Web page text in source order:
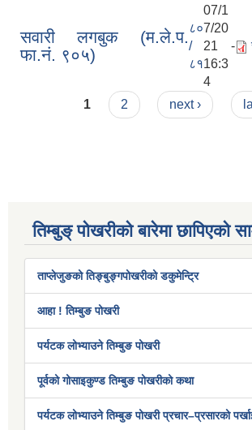
सवारी लगबुक (म.ले.प.
फा.नं. ९०५)
८०
/
८१
07/1
7/20
21 -
16:3
4
Pages
1 2 next ›
तिम्बुङ् पोखरीको बारेमा छापिएको
ताप्लेजुङको तिङ्बुङ्गपोखरीको डकुमेन्ट्रि
आहा ! तिम्बुङ पोखरी
पर्यटक लोभ्याउने तिम्बुङ पोखरी
पूर्वको गोसाइकुण्ड तिम्बुङ पोखरीको कथा
पर्यटक लोभ्याउने तिम्बुङ पोखरी प्रचार–प्रसारको